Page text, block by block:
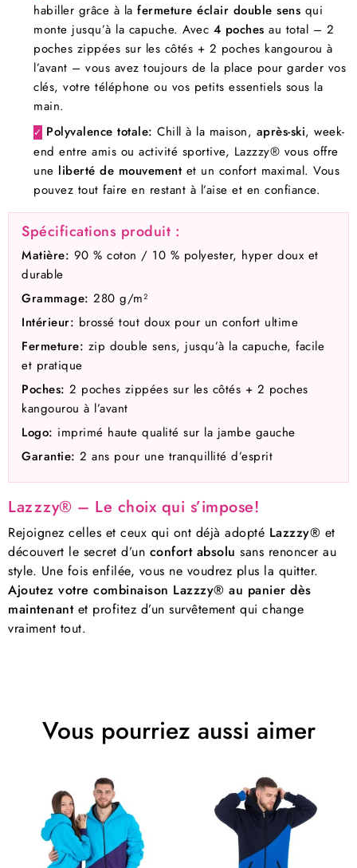
habiller grâce à la fermeture éclair double sens qui
monte jusqu’à la capuche. Avec 4 poches au total – 2
poches zippées sur les côtés + 2 poches kangourou à
l’avant – vous avez toujours de la place pour garder vos
clés, votre téléphone ou vos petits essentiels sous la
main.
✓ Polyvalence totale: Chill à la maison, après-ski, week-
end entre amis ou activité sportive, Lazzzy® vous offre
une liberté de mouvement et un confort maximal. Vous
pouvez tout faire en restant à l’aise et en confiance.
Spécifications produit :
Matière: 90 % coton / 10 % polyester, hyper doux et
durable
Grammage: 280 g/m²
Intérieur: brossé tout doux pour un confort ultime
Fermeture: zip double sens, jusqu’à la capuche, facile
et pratique
Poches: 2 poches zippées sur les côtés + 2 poches
kangourou à l’avant
Logo: imprimé haute qualité sur la jambe gauche
Garantie: 2 ans pour une tranquillité d’esprit
Lazzzy® – Le choix qui s’impose!
Rejoignez celles et ceux qui ont déjà adopté Lazzzy® et
découvert le secret d’un confort absolu sans renoncer au
style. Une fois enfilée, vous ne voudrez plus la quitter.
Ajoutez votre combinaison Lazzzy® au panier dès
maintenantet profitez d’un survêtement qui change
vraiment tout.
Vous pourriez aussi aimer